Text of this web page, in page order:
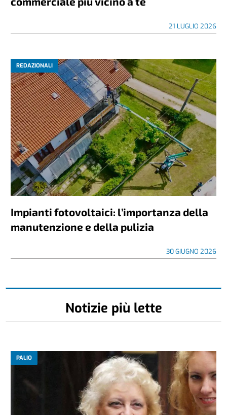
Cosa fare nel weekend? Scopri il centro
commerciale più vicino a te
21 LUGLIO 2026
REDAZIONALI
Impianti fotovoltaici: l’importanza della
manutenzione e della pulizia
30 GIUGNO 2026